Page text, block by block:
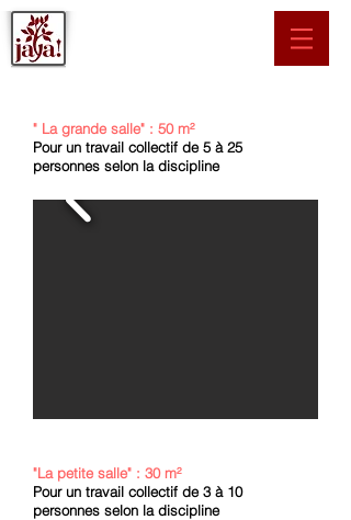
" La grande salle" : 50 m²
Pour un travail collectif de 5 à 25
personnes selon la discipline
"La petite salle" : 30 m²
Pour un travail collectif de 3 à 10
personnes selon la discipline